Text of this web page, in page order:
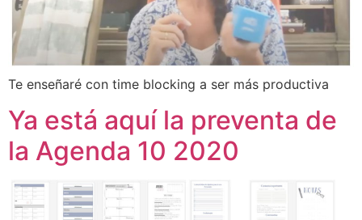
Te enseñaré con time blocking a ser más productiva
Ya está aquí la preventa de
la Agenda 10 2020